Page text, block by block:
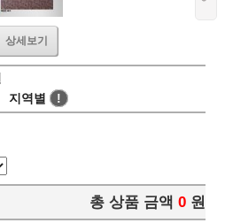
상세보기
지역별 !
총 상품 금액 0 원